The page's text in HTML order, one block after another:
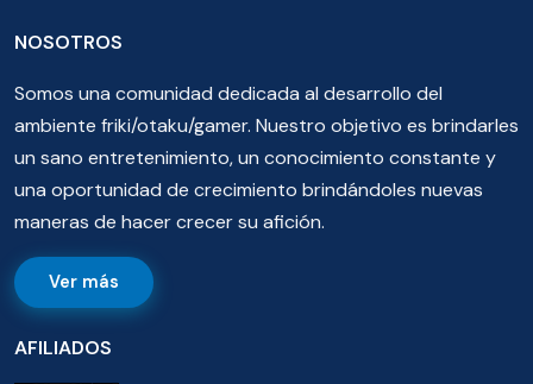
NOSOTROS
Somos una comunidad dedicada al desarrollo del
ambiente friki/otaku/gamer. Nuestro objetivo es brindarles
un sano entretenimiento, un conocimiento constante y
una oportunidad de crecimiento brindándoles nuevas
maneras de hacer crecer su afición.
Ver más
AFILIADOS